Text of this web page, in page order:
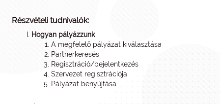
Részvételi tudnivalók:
Hogyan pályázzunk
A megfelelő pályázat kiválasztása
Partnerkeresés
Regisztráció/bejelentkezés
Szervezet regisztrációja
Pályázat benyújtása